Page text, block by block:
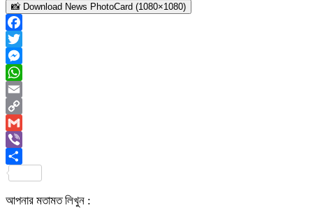
📸 Download News PhotoCard (1080×1080)
Facebook
Twitter
Messenger
WhatsApp
Email
Copy
Link
Gmail
Viber
আপনার মতামত লিখুন :